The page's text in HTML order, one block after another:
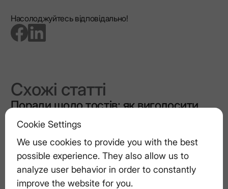
Cookie Settings
We use cookies to provide you with the best
possible experience. They also allow us to
analyze user behavior in order to constantly
improve the website for you.
Насолоджуйтесь відповідально!
go to facebook page go to linkedin page
Схожі статті
Поради щодо тостів: як виголосити
ідеальний тост
Основи міксології: порівняння
газованих вод, содових і тоніків